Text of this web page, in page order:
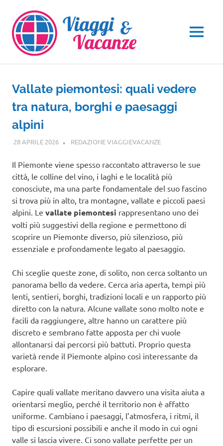
contenuto
MENU
Vallate piemontesi: quali vedere
tra natura, borghi e paesaggi
alpini
28 APRILE 2026 REDAZIONE VIAGGIEVACANZEGUIDE
Il Piemonte viene spesso raccontato attraverso le sue
città, le colline del vino, i laghi e le località più
conosciute, ma una parte fondamentale del suo fascino
si trova più in alto, tra montagne, vallate e piccoli paesi
alpini. Le vallate piemontesi rappresentano uno dei
volti più suggestivi della regione e permettono di
scoprire un Piemonte diverso, più silenzioso, più
essenziale e profondamente legato al paesaggio.
Chi sceglie queste zone, di solito, non cerca soltanto un
panorama bello da vedere. Cerca aria aperta, tempi più
lenti, sentieri, borghi, tradizioni locali e un rapporto più
diretto con la natura. Alcune vallate sono molto note e
facili da raggiungere, altre hanno un carattere più
discreto e sembrano fatte apposta per chi vuole
allontanarsi dai percorsi più battuti. Proprio questa
varietà rende il Piemonte alpino così interessante da
esplorare.
Capire quali vallate meritano davvero una visita aiuta a
orientarsi meglio, perché il territorio non è affatto
uniforme. Cambiano i paesaggi, l’atmosfera, i ritmi, il
tipo di escursioni possibili e anche il modo in cui ogni
valle si lascia vivere. Ci sono vallate perfette per un